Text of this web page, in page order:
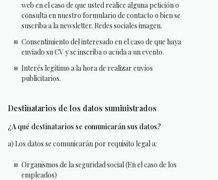
web en el caso de que usted realice alguna petición o
consulta en nuestro formulario de contacto o bien se
suscriba a la newsletter. Redes sociales imagen.
Consentimiento del interesado en el caso de que haya
enviado su CV y se inscriba o acuda a un evento.
Interés legítimo a la hora de realizar envíos
publicitarios.
Destinatarios de los datos suministrados
¿A qué destinatarios se comunicarán sus datos?
a) Los datos se comunicarán por requisito legal a:
Organismos de la seguridad social (En el caso de los
empleados)